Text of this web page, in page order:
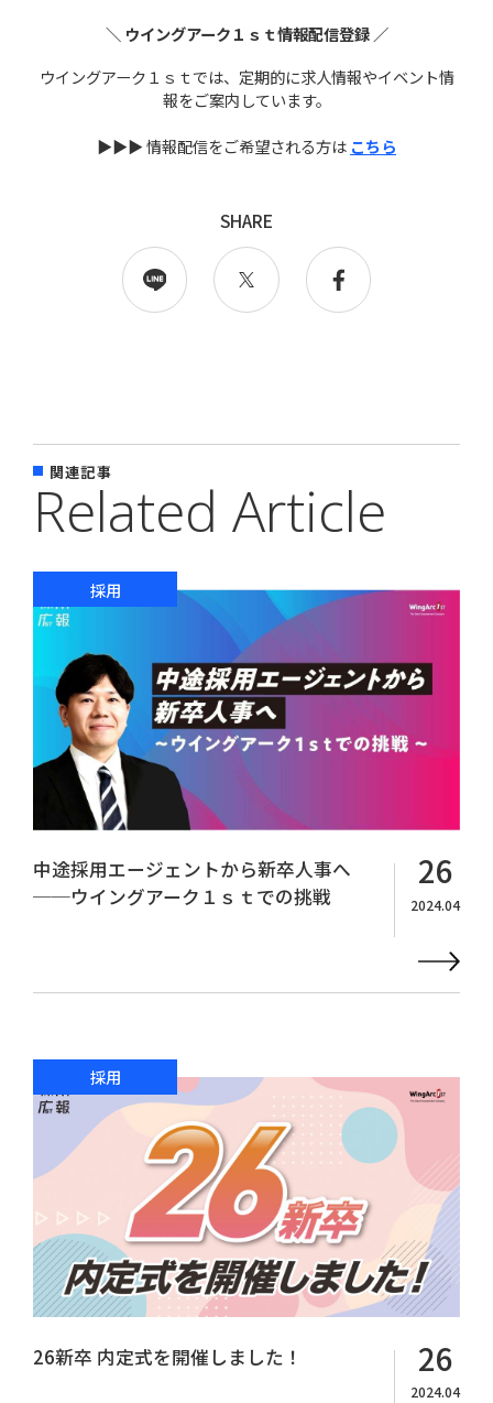
＼ ウイングアーク１ｓｔ情報配信登録 ／
ウイングアーク１ｓｔでは、定期的に求人情報やイベント情
報をご案内しています。
▶▶▶ 情報配信をご希望される方は こちら
SHARE
関連記事
Related Article
採用
中途採用エージェントから新卒人事へ
──ウイングアーク１ｓｔでの挑戦
26
2024.04
採用
26新卒 内定式を開催しました！ 26
2024.04